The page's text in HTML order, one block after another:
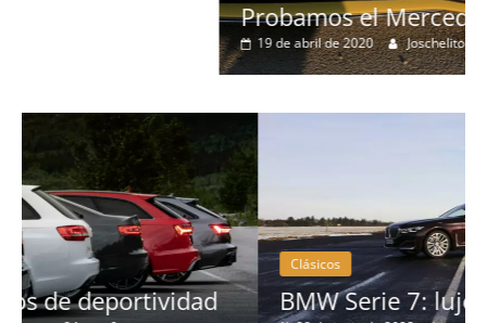
Probamos el Mercedes-Benz A200d
Joschelito 0
Clásicos
BMW Serie 7: lujo desde 1977